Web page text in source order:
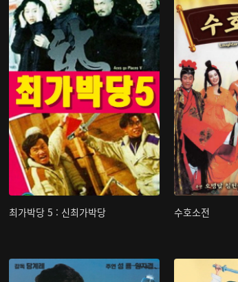
최가박당 5 : 신최가박당 수호소전